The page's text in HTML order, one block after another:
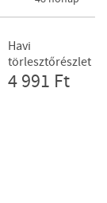
Havi
törlesztőrészlet
4 991 Ft